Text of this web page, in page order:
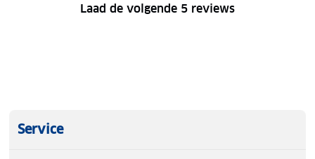
Laad de volgende 5 reviews
Service